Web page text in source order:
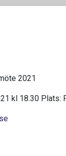
2021
kl 18.30 Plats: